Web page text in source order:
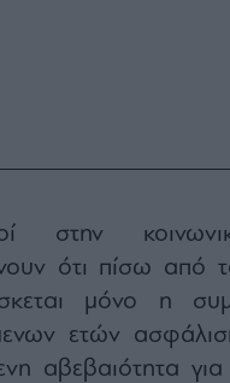
στην
ότι πίσω από
μόνο η
ετών
αβεβαιότητα